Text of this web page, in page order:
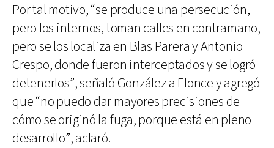
Por tal motivo, “se produce una persecución,
pero los internos, toman calles en contramano,
pero se los localiza en Blas Parera y Antonio
Crespo, donde fueron interceptados y se logró
detenerlos”, señaló González a Elonce y agregó
que “no puedo dar mayores precisiones de
cómo se originó la fuga, porque está en pleno
desarrollo”, aclaró.